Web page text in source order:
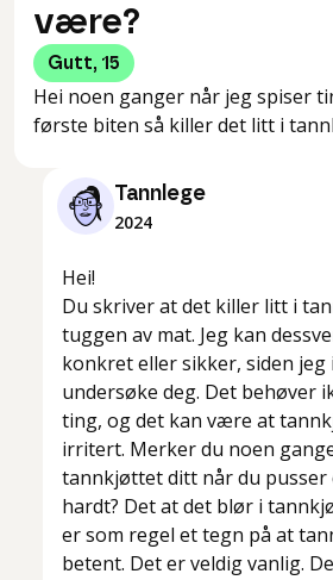
være?
Gutt, 15
Hei noen ganger når jeg spiser
første biten så killer det litt i
Tannlege
2024
Hei!
Du skriver at det killer litt i
tuggen av mat. Jeg kan
konkret eller sikker, siden jeg
undersøke deg. Det behøver
ting, og det kan være at
irritert. Merker du noen
tannkjøttet ditt når du pusser
hardt? Det at det blør i
er som regel et tegn på at
betent. Det er veldig vanlig.